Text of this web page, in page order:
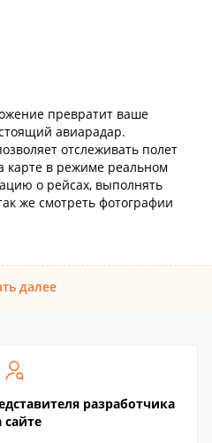
превратит ваше
авиарадар.
отслеживать полет
карте в режиме реальном
о рейсах, выполнять
же смотреть фотографии
далее
разработчика
сайте